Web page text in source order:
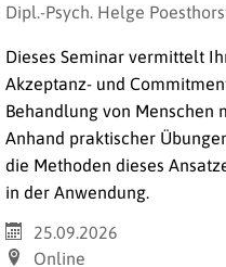
Dipl.-Psych. Helge
Dieses Seminar vermittelt
Akzeptanz- und
Behandlung von Menschen
Anhand praktischer
die Methoden dieses
in der Anwendung.
25.09.2026
Online